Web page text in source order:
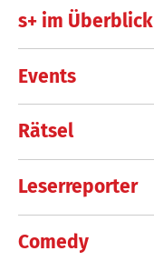
s+ im Überblick
Events
Rätsel
Leserreporter
Comedy